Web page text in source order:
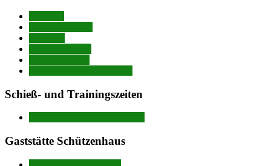
Schieß- und Trainingszeiten
Gaststätte Schützenhaus